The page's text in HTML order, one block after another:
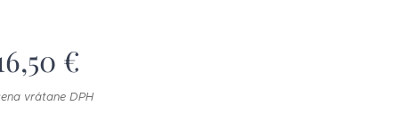
€
vrátane DPH